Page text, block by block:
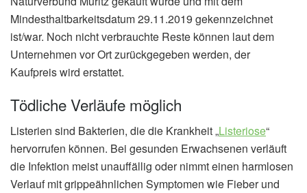
Mindesthaltbarkeitsdatum 29.11.2019 gekennzeichnet
ist/war. Noch nicht verbrauchte Reste können laut dem
Unternehmen vor Ort zurückgegeben werden, der
Kaufpreis wird erstattet.
Tödliche Verläufe möglich
Listerien sind Bakterien, die die Krankheit „Listeriose“
hervorrufen können. Bei gesunden Erwachsenen verläuft
die Infektion meist unauffällig oder nimmt einen harmlosen
Verlauf mit grippeähnlichen Symptomen wie Fieber und